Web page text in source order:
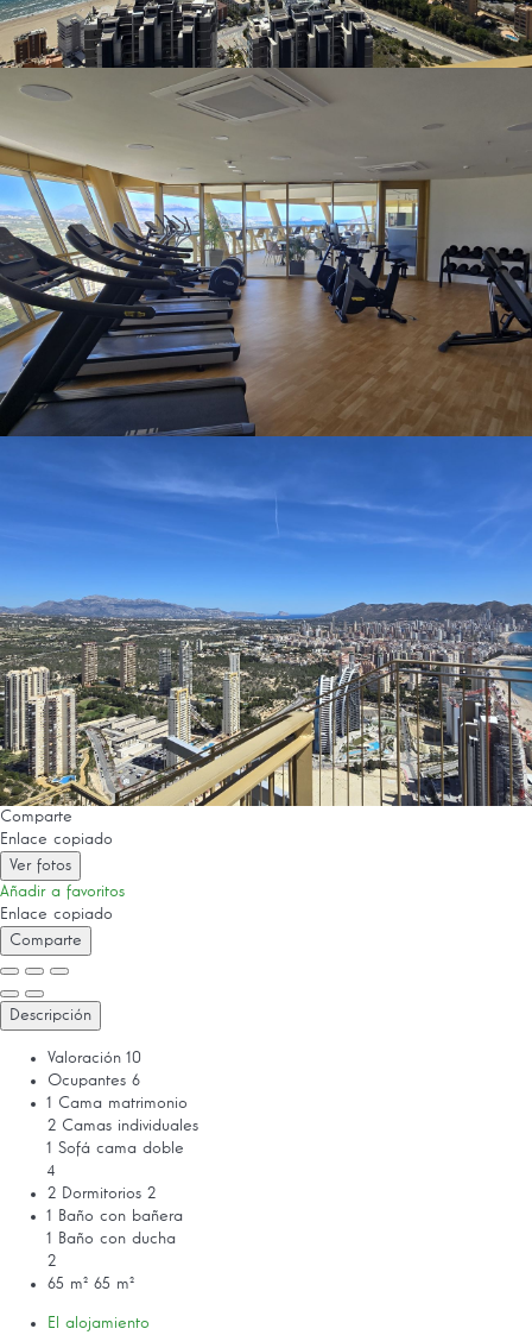
Comparte
Enlace copiado
Ver fotos
Añadir a favoritos
Enlace copiado
Comparte
Descripción
Valoración 10
Ocupantes 6
1 Cama matrimonio
2 Camas individuales
1 Sofá cama doble
4
2 Dormitorios 2
1 Baño con bañera
1 Baño con ducha
2
65 m² 65 m²
El alojamiento